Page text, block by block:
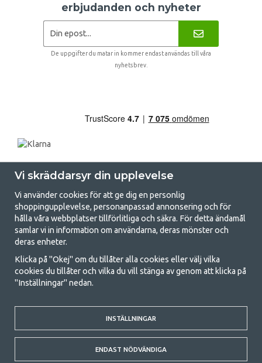
erbjudanden och nyheter
De uppgifter du matar in kommer endast användas till våra
nyhetsbrev.
GetCamping.se - Din butik för camping
och uteliv
Att campa kan antingen vara en livsstil eller ett sätt att samla familjen
för ett gemensamt äventyr. Oavsett vilken kategori du tillhör hittar du
med att campa så därför erbjuder vi riktigt bra priser på familjetält,
husvagnstält och all annan utrustning för camping och friluftsliv. Vårt
mål är att i varje priskategori erbjuda den bästa campingutrustningen
gällande kvalitet och funktionalitet. Ta gärna kontakt med oss om det
är något du saknar eller vill veta mer om.
Vi skräddarsyr din upplevelse
Vi använder cookies för att ge dig en personlig
shoppingupplevelse, personanpassad annonsering och för
hålla våra webbplatser tillförlitliga och säkra. För detta ändamål
samlar vi in information om användarna, deras mönster och
deras enheter.
Klicka på "Okej" om du tillåter alla cookies eller välj vilka
cookies du tillåter och vilka du vill stänga av genom att klicka på
"Inställningar" nedan.
INSTÄLLNINGAR
ENDAST NÖDVÄNDIGA